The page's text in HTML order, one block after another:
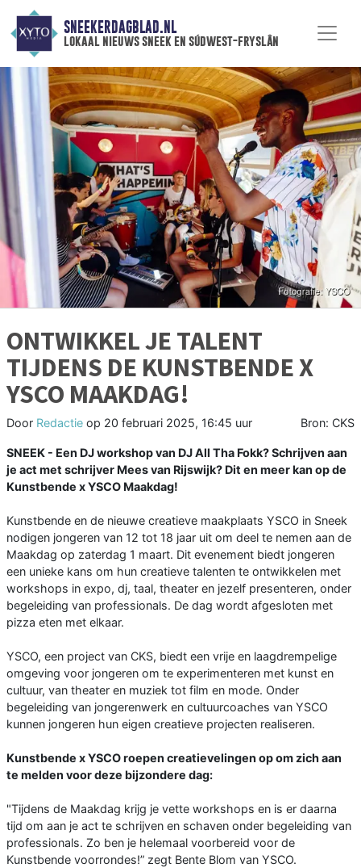
SNEEKERDAGBLAD.NL
lokaal nieuws sneek en súdwest-fryslân
ONTWIKKEL JE TALENT
TIJDENS DE KUNSTBENDE X
YSCO MAAKDAG!
Door Redactie op 20 februari 2025, 16:45 uur Bron: CKS
SNEEK - Een DJ workshop van DJ All Tha Fokk? Schrijven aan
je act met schrijver Mees van Rijswijk? Dit en meer kan op de
Kunstbende x YSCO Maakdag!
Kunstbende en de nieuwe creatieve maakplaats YSCO in Sneek
nodigen jongeren van 12 tot 18 jaar uit om deel te nemen aan de
Maakdag op zaterdag 1 maart. Dit evenement biedt jongeren
een unieke kans om hun creatieve talenten te ontwikkelen met
workshops in expo, dj, taal, theater en jezelf presenteren, onder
begeleiding van professionals. De dag wordt afgesloten met
pizza eten met elkaar.
YSCO, een project van CKS, biedt een vrije en laagdrempelige
omgeving voor jongeren om te experimenteren met kunst en
cultuur, van theater en muziek tot film en mode. Onder
begeleiding van jongerenwerk en cultuurcoaches van YSCO
kunnen jongeren hun eigen creatieve projecten realiseren.
Kunstbende x YSCO roepen creatievelingen op om zich aan
te melden voor deze bijzondere dag:
"Tijdens de Maakdag krijg je vette workshops en is er daarna
tijd om aan je act te schrijven en schaven onder begeleiding van
professionals. Zo ben je helemaal voorbereid voor de
Kunstbende voorrondes!” zegt Bente Blom van YSCO.